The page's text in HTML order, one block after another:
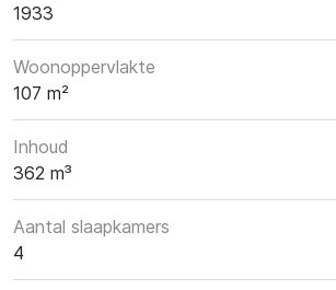
1933
Woonoppervlakte
107 m²
Inhoud
362 m³
Aantal slaapkamers
4